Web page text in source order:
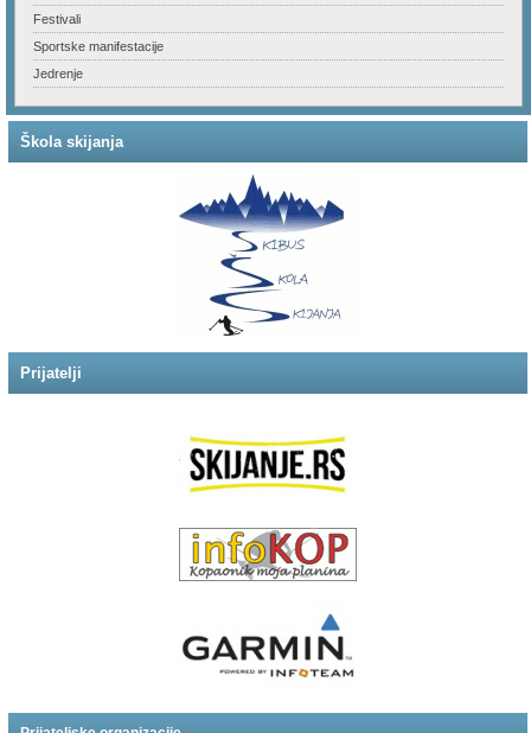
Festivali
Sportske manifestacije
Jedrenje
Škola skijanja
Prijatelji